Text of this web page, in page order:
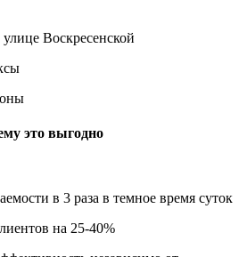
Воскресенской
это выгодно
в 3 раза в темное время суток
на 25-40%